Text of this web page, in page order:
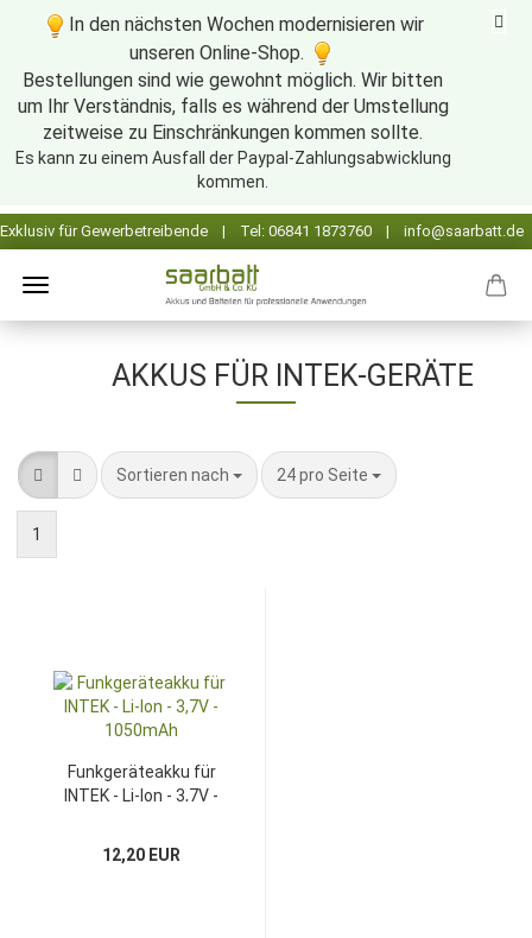
In den nächsten Wochen modernisieren wir
unseren Online-Shop.
Bestellungen sind wie gewohnt möglich. Wir bitten
um Ihr Verständnis, falls es während der Umstellung
zeitweise zu Einschränkungen kommen sollte.
Es kann zu einem Ausfall der Paypal-Zahlungsabwicklung
kommen.
AKKUS FÜR INTEK-GERÄTE
Sortieren nach
Sortieren nach 24 pro Seite
pro Seite
1
Funkgeräteakku für
INTEK - Li-Ion - 3,7V -
12,20 EUR